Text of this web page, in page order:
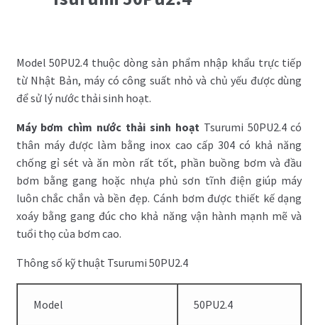
Model 50PU2.4 thuộc dòng sản phẩm nhập khẩu trực tiếp
từ Nhật Bản, máy có công suất nhỏ và chủ yếu được dùng
để sử lý nước thải sinh hoạt.
Máy bơm chìm nước thải sinh hoạt Tsurumi 50PU2.4 có
thân máy được làm bằng inox cao cấp 304 có khả năng
chống gỉ sét và ăn mòn rất tốt, phần buồng bơm và đầu
bơm bằng gang hoặc nhựa phủ sơn tĩnh điện giúp máy
luôn chắc chắn và bền đẹp. Cánh bơm được thiết kế dạng
xoáy bằng gang đúc cho khả năng vận hành mạnh mẽ và
tuổi thọ của bơm cao.
Thông số kỹ thuật Tsurumi 50PU2.4
Model 50PU2.4